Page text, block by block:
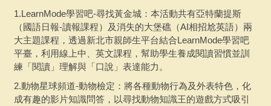
1.LearnMode學習吧-尋找黃金城：本活動共有亞特蘭提斯
（國語日報-讀報課程）及消失的大堡礁（AI相招尬英語）兩
大主題課程，透過新北市親師生平台結合LearnMode學習吧
平臺，利用線上中、英文課程，幫助學生養成閱讀習慣並訓
練「閱讀」理解與「口說」表達能力。
2.動物星球頻道-動物檢定：將各種動物行為及外表特色，化
成有趣的影片知識問答，以尋找動物知識王的遊戲方式吸引